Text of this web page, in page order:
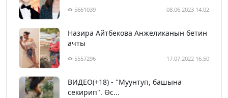
5661039 08.06.2023 14:02
Назира Айтбекова Анжеликанын бетин
ачты
5557296 17.07.2022 16:50
ВИДЕО(+18) - "Муунтуп, башына
секирип". Өс...